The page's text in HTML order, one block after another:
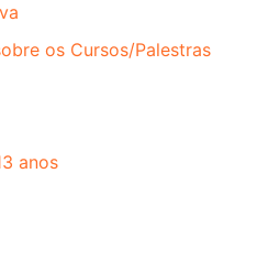
os Cursos/Palestras
anos